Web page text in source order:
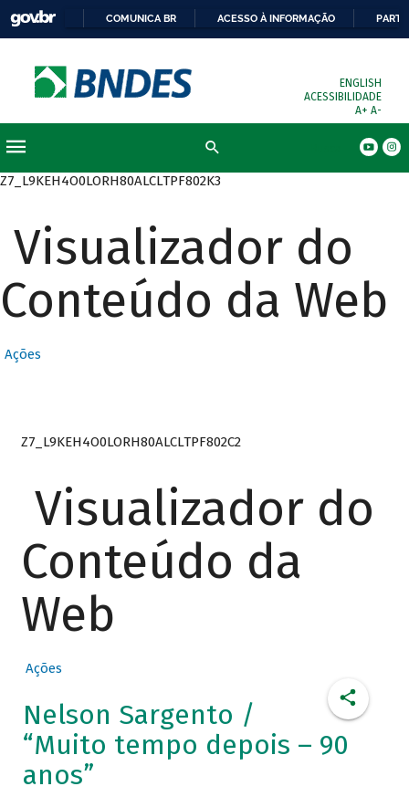
COMUNICA BR ACESSO À INFORMAÇÃO
ENGLISH
ACESSIBILIDADE
A+ A-
Z7_L9KEH4O0LORH80ALCLTPF802K3
Visualizador do
Conteúdo da Web
Ações
Z7_L9KEH4O0LORH80ALCLTPF802C2
Visualizador do
Conteúdo da
Web
Ações
Nelson Sargento /
“Muito tempo depois – 90
anos”